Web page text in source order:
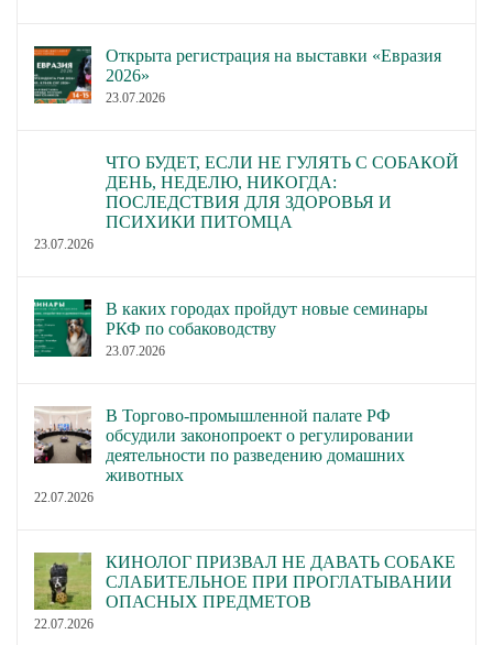
Открыта регистрация на выставки «Евразия
2026»
23.07.2026
ЧТО БУДЕТ, ЕСЛИ НЕ ГУЛЯТЬ С СОБАКОЙ
ДЕНЬ, НЕДЕЛЮ, НИКОГДА:
ПОСЛЕДСТВИЯ ДЛЯ ЗДОРОВЬЯ И
ПСИХИКИ ПИТОМЦА
23.07.2026
В каких городах пройдут новые семинары
РКФ по собаководству
23.07.2026
В Торгово-промышленной палате РФ
обсудили законопроект о регулировании
деятельности по разведению домашних
животных
22.07.2026
КИНОЛОГ ПРИЗВАЛ НЕ ДАВАТЬ СОБАКЕ
СЛАБИТЕЛЬНОЕ ПРИ ПРОГЛАТЫВАНИИ
ОПАСНЫХ ПРЕДМЕТОВ
22.07.2026